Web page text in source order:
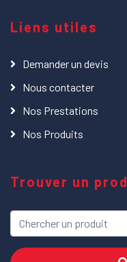
Liens utiles
Demander un devis
Nous contacter
Nos Prestations
Nos Produits
Trouver un